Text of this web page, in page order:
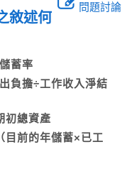
問題討論
敘述何
儲蓄率
負擔÷工作收入淨結
初總資產
目前的年儲蓄×已工